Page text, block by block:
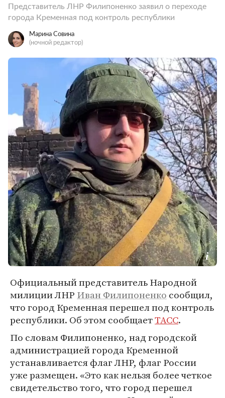
Представитель ЛНР Филипоненко заявил о переходе
города Кременная под контроль республики
Марина Совина
(ночной редактор)
Официальный представитель Народной
милиции ЛНР Иван Филипоненко сообщил,
что город Кременная перешел под контроль
республики. Об этом сообщаетТАСС.
По словам Филипоненко, над городской
администрацией города Кременной
устанавливается флаг ЛНР, флаг России
уже размещен. «Это как нельзя более четкое
свидетельство того, что город перешел